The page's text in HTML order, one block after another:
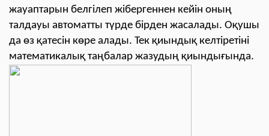
жауаптарын белгілеп жібергеннен кейін оның
талдауы автоматты түрде бірден жасалады. Оқушы
да өз қатесін көре алады. Тек қиындық келтіретіні
математикалық таңбалар жазудың қиындығында.